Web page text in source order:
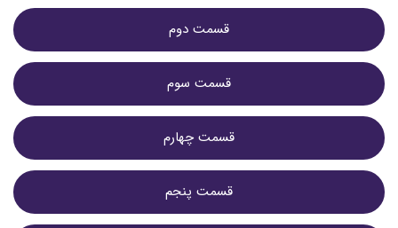
قسمت دوم
قسمت سوم
قسمت چهارم
قسمت پنجم